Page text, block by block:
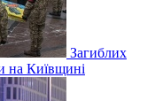
Загиблих
на Київщині